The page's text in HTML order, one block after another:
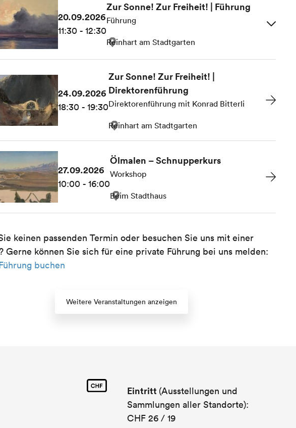
20.09.2026
11:30 - 12:30
Zur Sonne! Zur Freiheit! | Führung
Führung
Reinhart am Stadtgarten
24.09.2026
18:30 - 19:30
Zur Sonne! Zur Freiheit! |
Direktorenführung
Direktorenführung mit Konrad Bitterli
Reinhart am Stadtgarten
27.09.2026
10:00 - 16:00
Ölmalen – Schnupperkurs
Workshop
Beim Stadthaus
keinen passenden Termin oder besuchen Sie uns mit einer
Gerne können Sie sich für eine private Führung bei uns melden:
buchen
Weitere Veranstaltungen anzeigen
Eintritt (Ausstellungen und
Sammlungen aller Standorte):
CHF 26 / 19